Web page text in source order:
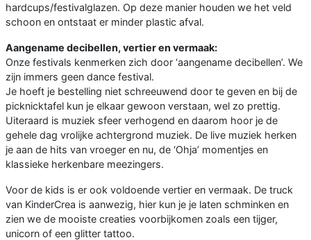
hardcups/festivalglazen. Op deze manier houden we het veld
schoon en ontstaat er minder plastic afval.
Aangename decibellen, vertier en vermaak:
Onze festivals kenmerken zich door ‘aangename decibellen’. We
zijn immers geen dance festival.
Je hoeft je bestelling niet schreeuwend door te geven en bij de
picknicktafel kun je elkaar gewoon verstaan, wel zo prettig.
Uiteraard is muziek sfeer verhogend en daarom hoor je de
gehele dag vrolijke achtergrond muziek. De live muziek herken
je aan de hits van vroeger en nu, de ‘Ohja’ momentjes en
klassieke herkenbare meezingers.
Voor de kids is er ook voldoende vertier en vermaak. De truck
van KinderCrea is aanwezig, hier kun je je laten schminken en
zien we de mooiste creaties voorbijkomen zoals een tijger,
unicorn of een glitter tattoo.